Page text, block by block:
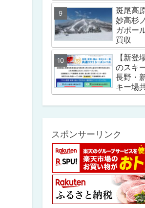
斑尾高
妙高杉
ガポー
買収
【新登
のスキ
長野・
キー場
パス」
スポンサーリンク